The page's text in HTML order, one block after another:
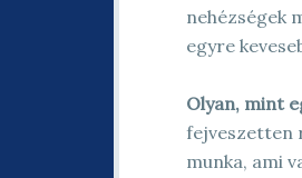
nehézségek
egyre
Olyan, mint
fejveszetten
munka, ami